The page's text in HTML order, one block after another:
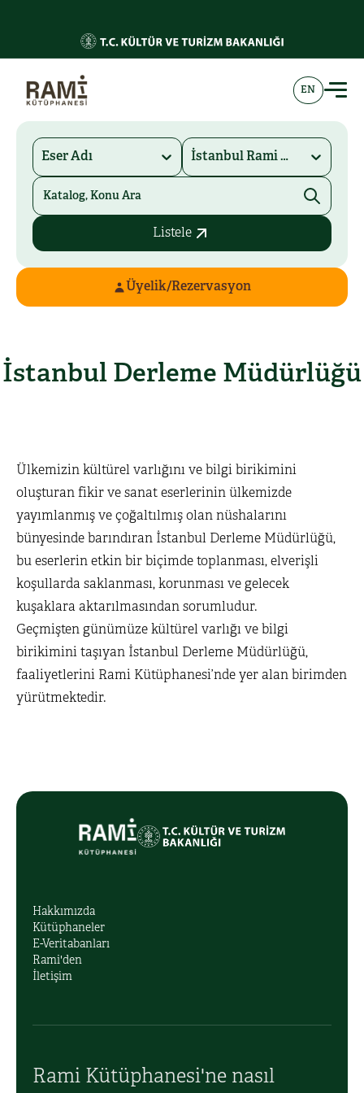
EN
Eser Adı İstanbul Rami Kütüphanesi
Listele
Üyelik/Rezervasyon
İstanbul Derleme Müdürlüğü
Ülkemizin kültürel varlığını ve bilgi birikimini
oluşturan fikir ve sanat eserlerinin ülkemizde
yayımlanmış ve çoğaltılmış olan nüshalarını
bünyesinde barındıran İstanbul Derleme Müdürlüğü,
bu eserlerin etkin bir biçimde toplanması, elverişli
koşullarda saklanması, korunması ve gelecek
kuşaklara aktarılmasından sorumludur.
Geçmişten günümüze kültürel varlığı ve bilgi
birikimini taşıyan İstanbul Derleme Müdürlüğü,
faaliyetlerini Rami Kütüphanesi’nde yer alan birimden
yürütmektedir.
Hakkımızda
Kütüphaneler
E-Veritabanları
Rami'den
İletişim
Rami Kütüphanesi'ne nasıl